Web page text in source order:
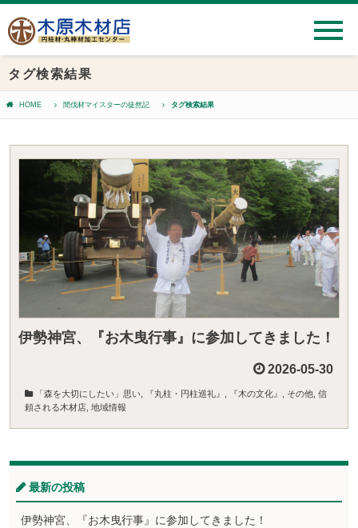
タグ検索結果
HOME 間伐材マイスターの徒然記 タグ検索結果
伊勢神宮、『お木曳行事』に参加してきました！
2026-05-30
「森を大切にしたい」思い 『丸柱・円柱巡礼』 『木の文化』 その他 信
頼される木材店 地域情報
最新の投稿
伊勢神宮、『お木曳行事』に参加してきました！